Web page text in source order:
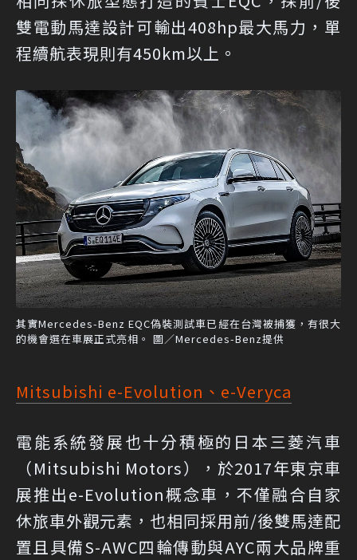
雙電動馬達設計可輸出408hp最大馬力，單
程續航表現則有450km以上。
其實Mercedes-Benz EQC偽裝測試車已經在台灣被捕獲，有很大
的機會選在車展正式亮相。 圖／Mercedes-Benz提供
Mitsubishi e-Evolution、e-Veryca
電能系統發展也十分積極的日本三菱汽車
（Mitsubishi Motors），於2017年東京車
展推出e-Evolution概念車，不僅融合自家
休旅車外觀元素，也相同採用前/後雙馬達配
置且具備S-AWC四輪傳動與AYC兩大品牌重